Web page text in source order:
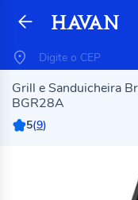
Grill e Sanduicheira
BGR28A
5(9)